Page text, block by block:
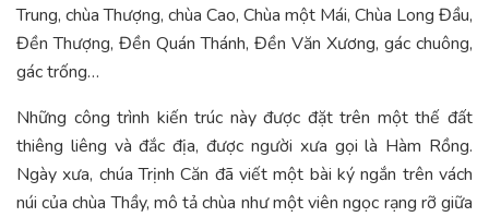
Trung, chùa Thượng, chùa Cao, Chùa một Mái, Chùa Long Đầu,
Đền Thượng, Đền Quán Thánh, Đền Văn Xương, gác chuông,
gác trống…
Những công trình kiến trúc này được đặt trên một thế đất
thiêng liêng và đắc địa, được người xưa gọi là Hàm Rồng.
Ngày xưa, chúa Trịnh Căn đã viết một bài ký ngắn trên vách
núi của chùa Thầy, mô tả chùa như một viên ngọc rạng rỡ giữa